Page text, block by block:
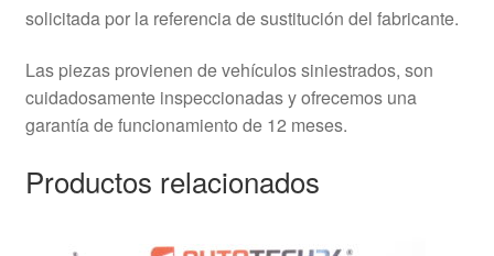
solicitada por la referencia de sustitución del fabricante.
Las piezas provienen de vehículos siniestrados, son
cuidadosamente inspeccionadas y ofrecemos una
garantía de funcionamiento de 12 meses.
Productos relacionados